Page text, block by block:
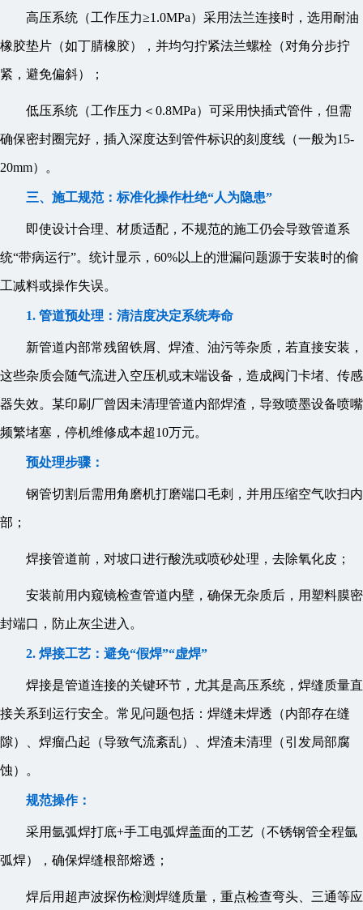
高压系统（工作压力≥1.0MPa）采用法兰连接时，选用耐油
橡胶垫片（如丁腈橡胶），并均匀拧紧法兰螺栓（对角分步拧
紧，避免偏斜）；
低压系统（工作压力＜0.8MPa）可采用快插式管件，但需
确保密封圈完好，插入深度达到管件标识的刻度线（一般为15-
20mm）。
三、施工规范：标准化操作杜绝“人为隐患”
即使设计合理、材质适配，不规范的施工仍会导致管道系
统“带病运行”。统计显示，60%以上的泄漏问题源于安装时的偷
工减料或操作失误。
1. 管道预处理：清洁度决定系统寿命
新管道内部常残留铁屑、焊渣、油污等杂质，若直接安装，
这些杂质会随气流进入空压机或末端设备，造成阀门卡堵、传感
器失效。某印刷厂曾因未清理管道内部焊渣，导致喷墨设备喷嘴
频繁堵塞，停机维修成本超10万元。
预处理步骤：
钢管切割后需用角磨机打磨端口毛刺，并用压缩空气吹扫内
部；
焊接管道前，对坡口进行酸洗或喷砂处理，去除氧化皮；
安装前用内窥镜检查管道内壁，确保无杂质后，用塑料膜密
封端口，防止灰尘进入。
2. 焊接工艺：避免“假焊”“虚焊”
焊接是管道连接的关键环节，尤其是高压系统，焊缝质量直
接关系到运行安全。常见问题包括：焊缝未焊透（内部存在缝
隙）、焊瘤凸起（导致气流紊乱）、焊渣未清理（引发局部腐
蚀）。
规范操作：
采用氩弧焊打底+手工电弧焊盖面的工艺（不锈钢管全程氩
弧焊），确保焊缝根部熔透；
焊后用超声波探伤检测焊缝质量，重点检查弯头、三通等应